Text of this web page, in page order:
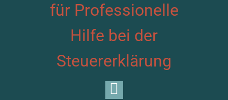
für Professionelle
Hilfe bei der
Steuererklärung